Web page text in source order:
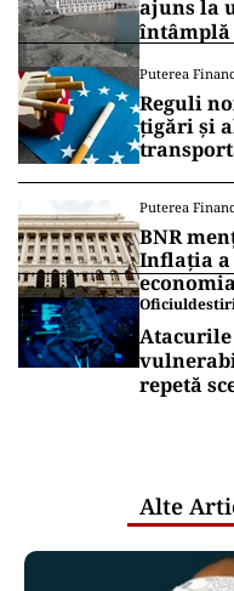
ajuns la
întâmplă
Puterea
Reguli
țigări și
Puterea
BNR
Inflația a
repetă
Alte